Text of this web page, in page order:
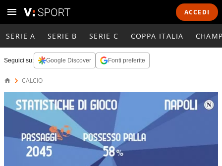
ACCEDI
SERIE A SERIE B SERIE C COPPA ITALIA
Seguici su: Google Discover Fonti preferite
CALCIO